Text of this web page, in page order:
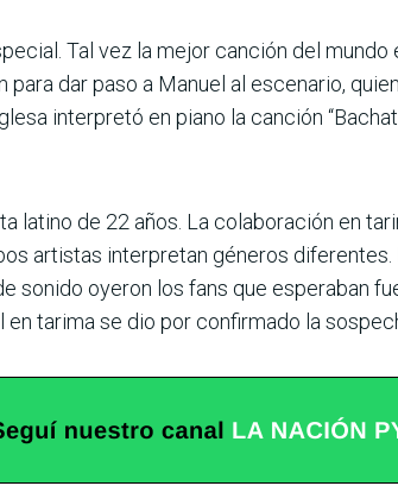
Tal vez la mejor canción del
para dar paso a Manuel al escenario,
interpretó en piano la canción
latino de 22 años. La colaboración en
artistas interpretan géneros
sonido oyeron los fans que esperaban
tarima se dio por confirmado la